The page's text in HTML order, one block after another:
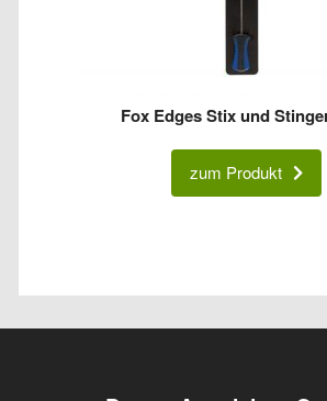
Fox Edges Stix und
zum Produkt